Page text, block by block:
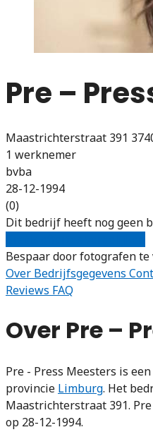
Pre –
Maastrichterstraat 391
1 werknemer
bvba
28-12-1994
(0)
Dit bedrijf heeft nog geen
Bespaar door fotografen
Over Bedrijfsgegevens
Reviews FAQ
Over Pre –
Pre - Press Meesters is een
provincie Limburg. Het
Maastrichterstraat 391.
op 28-12-1994.